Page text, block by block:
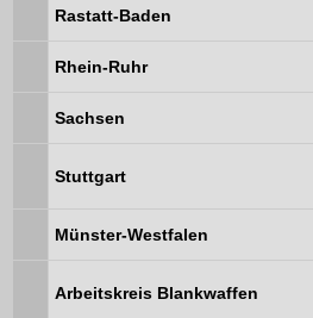
Rastatt-Baden
Rhein-Ruhr
Sachsen
Stuttgart
Münster-Westfalen
Arbeitskreis Blankwaffen